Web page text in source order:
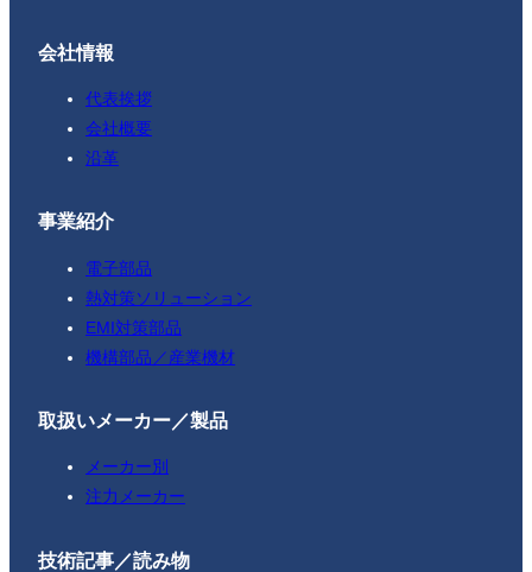
会社情報
代表挨拶
会社概要
沿革
事業紹介
電子部品
熱対策ソリューション
EMI対策部品
機構部品／産業機材
取扱いメーカー／製品
メーカー別
注力メーカー
技術記事／読み物